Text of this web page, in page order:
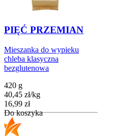
PIĘĆ PRZEMIAN
Mieszanka do wypieku
chleba klasyczna
bezglutenowa
420 g
40,45 zł/kg
Cena
16,99 zł
Do koszyka